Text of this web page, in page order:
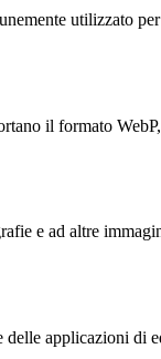
utilizzato
il formato
e ad altre
applicazioni di